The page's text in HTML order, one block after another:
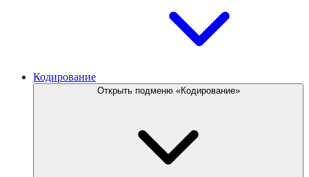
Кодирование
Открыть подменю «Кодирование»